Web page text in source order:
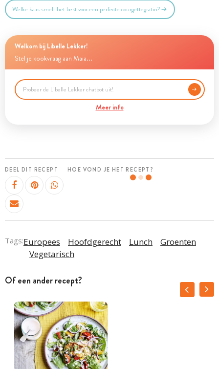
Welke kaas smelt het best voor een perfecte courgettegratin?
Welkom bij Libelle Lekker!
Stel je kookvraag aan Maia...
Meer info
DEEL DIT RECEPT HOE VOND JE HET RECEPT?
Tags:Europees Hoofdgerecht Lunch
Groenten
Vegetarisch
Of een ander recept?